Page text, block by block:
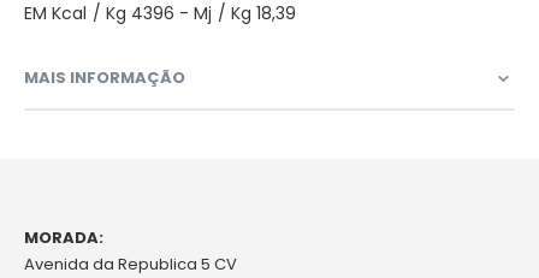
EM Kcal / Kg 4396 - Mj / Kg 18,39
MAIS INFORMAÇÃO
MORADA:
Avenida da Republica 5 CV